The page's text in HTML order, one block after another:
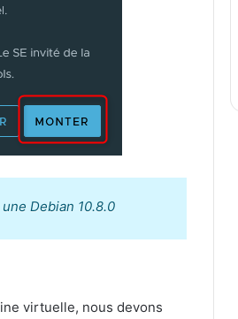
Debian 10.8.0
virtuelle, nous devons